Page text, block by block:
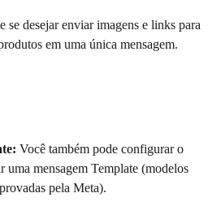
se desejar enviar imagens e links para
em uma única mensagem.
Você também pode configurar o
uma mensagem Template (modelos
pela Meta).